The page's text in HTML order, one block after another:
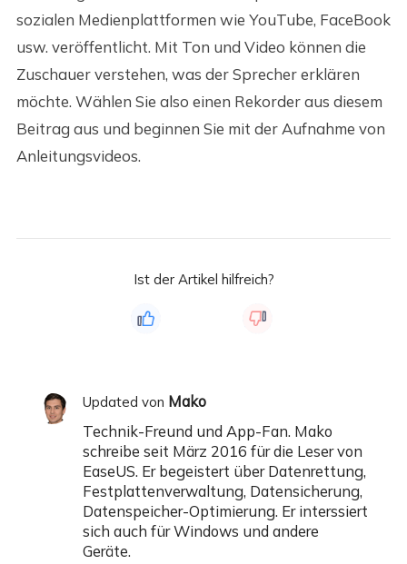
sozialen Medienplattformen wie YouTube, FaceBook
usw. veröffentlicht. Mit Ton und Video können die
Zuschauer verstehen, was der Sprecher erklären
möchte. Wählen Sie also einen Rekorder aus diesem
Beitrag aus und beginnen Sie mit der Aufnahme von
Anleitungsvideos.
Ist der Artikel hilfreich?
Updated von Mako
Technik-Freund und App-Fan. Mako
schreibe seit März 2016 für die Leser von
EaseUS. Er begeistert über Datenrettung,
Festplattenverwaltung, Datensicherung,
Datenspeicher-Optimierung. Er interssiert
sich auch für Windows und andere
Geräte.